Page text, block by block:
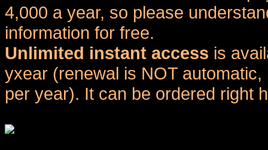
4,000 a year, so please
information for free.
Unlimited instant access is
yxear (renewal is NOT
per year). It can be ordered right